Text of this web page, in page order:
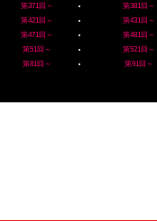
第371回～
第381回～
第421回～
第431回～
第471回～
第481回～
第51回～
第521回～
第81回～ 第91回～